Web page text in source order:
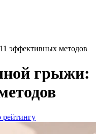
эффективных методов
грыжи:
рейтингу